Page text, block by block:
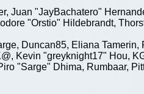
Juan "JayBachatero"
"Orstio" Hildebrandt,
Duncan85, Eliana Tamerin,
Kevin "greyknight17" Hou,
"Sarge" Dhima, Rumbaar,